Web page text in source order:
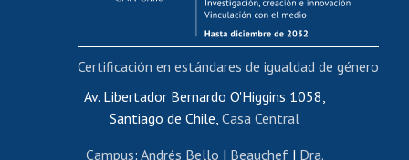
Cursos internos de capacitación
Bienestar del personal
Portal de movilidad interna
Certificado de renta
Certificado de renta honorarios
Av. Libertador Bernardo O'Higgins 1058,
Santiago de Chile, Casa Central
Campus: Andrés Bello | Beauchef| Dra.
Certificación en estándares de igualdad de género